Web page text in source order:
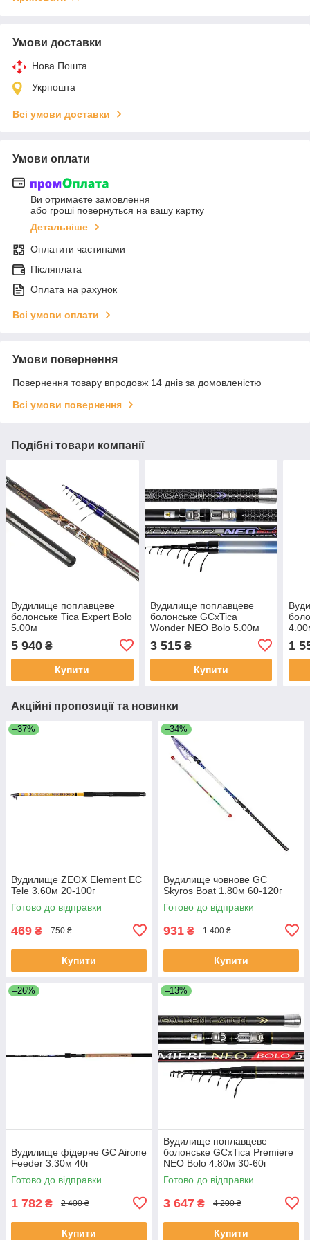
Умови доставки
Нова Пошта
Укрпошта
Всі умови доставки
Умови оплати
Ви отримаєте замовлення
або гроші повернуться на вашу картку
Детальніше
Оплатити частинами
Післяплата
Оплата на рахунок
Всі умови оплати
Умови повернення
Повернення товару впродовж 14 днів за домовленістю
Всі умови повернення
Подібні товари компанії
Вудилище поплавцеве
болонське Tica Expert Bolo
5.00м
5 940 ₴
Купити
Вудилище поплавцеве
болонське GCxTica
Wonder NEO Bolo 5.00м
3 515₴
Купити
1
Акційні пропозиції та новинки
–37%
Вудилище ZEOX Element EС
Tele 3.60м 20-100г
Готово до відправки
469 ₴ 750 ₴
Купити
–34%
Вудилище човнове GC
Skyros Boat 1.80м 60-120г
Готово до відправки
931 ₴ 1 400 ₴
Купити
–26%
Вудилище фідерне GC Airone
Feeder 3.30м 40г
Готово до відправки
1 782 ₴ 2 400 ₴
Купити
–13%
Вудилище поплавцеве
болонське GCxTica Premiere
NEO Bolo 4.80м 30-60г
Готово до відправки
3 647 ₴ 4 200 ₴
Купити